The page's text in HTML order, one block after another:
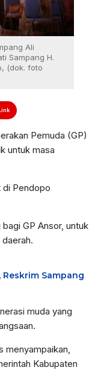
Ali
Sampang H.
(dok. foto
Pemuda (GP)
untuk masa
di Pendopo
GP Ansor, untuk
Sampang
muda yang
menyampaikan,
Kabupaten